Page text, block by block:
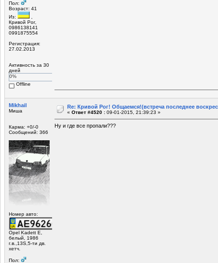
Пол:
Возраст: 41
Из:
,
Кривой Рог,
0986138141
0991875554
Регистрация:
27.02.2013
Активность за 30
дней
0%
Offline
Mikhail
Миша
Карма: +0/-0
Сообщений: 366
Номер авто:
Opel Kadett E,
белый, 1986
г.в.,13S,5-ти дв.
хетч.
Пол:
Re: Кривой Рог! Общаемся!(встреча последнее
« Ответ #4520 : 09-01-2015, 21:39:23 »
Ну и где все пропали???